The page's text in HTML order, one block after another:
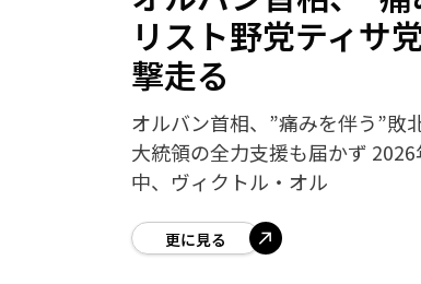
リスト野党ティサ
撃走る
オルバン首相、”痛みを伴う”敗
大統領の全力支援も届かず
中、ヴィクトル・オル
更に見る